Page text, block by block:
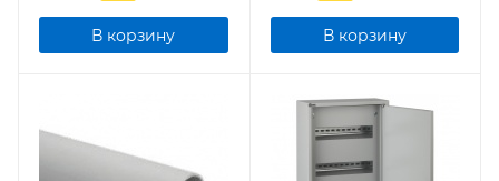
В корзину В корзину